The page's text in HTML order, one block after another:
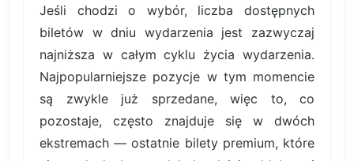
Jeśli chodzi o wybór, liczba dostępnych
biletów w dniu wydarzenia jest zazwyczaj
najniższa w całym cyklu życia wydarzenia.
Najpopularniejsze pozycje w tym momencie
są zwykle już sprzedane, więc to, co
pozostaje, często znajduje się w dwóch
ekstremach — ostatnie bilety premium, które